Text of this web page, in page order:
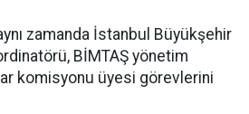
zamanda İstanbul Büyükşehir
BİMTAŞ yönetim
komisyonu üyesi görevlerini